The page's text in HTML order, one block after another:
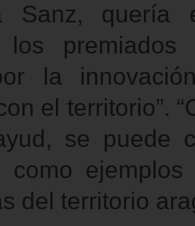
Sanz, quería
los premiados
la
el territorio”.
se puede
como
del territorio